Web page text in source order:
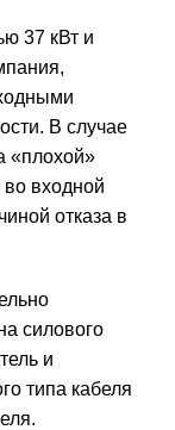
37 кВт и
В случае
«плохой»
во входной
отказа в
силового
и
типа кабеля